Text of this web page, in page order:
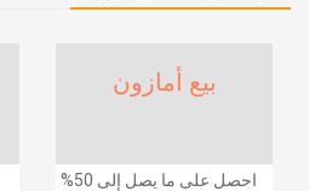
بيع أمازون
احصل على ما يصل إلى 50%